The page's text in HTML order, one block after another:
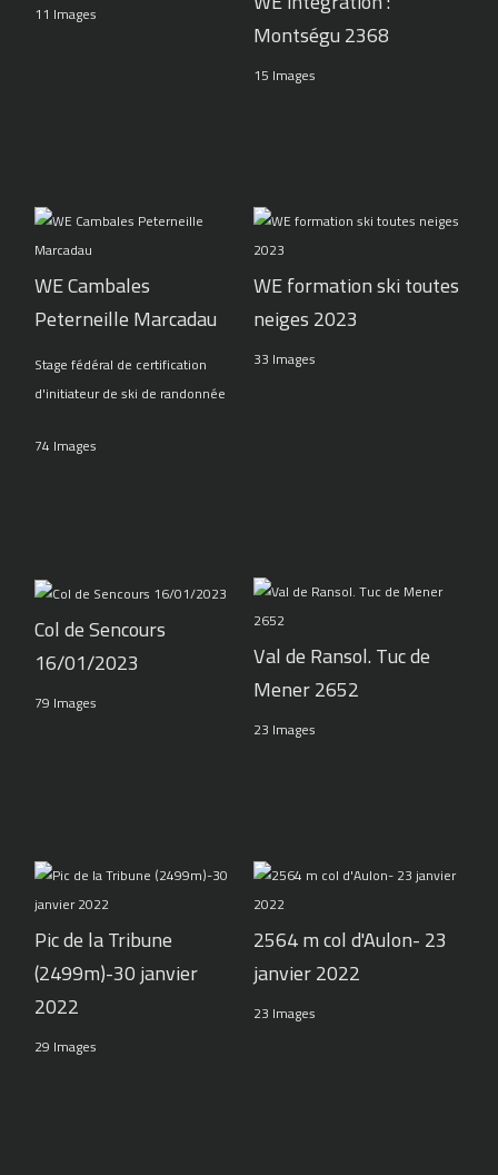
11 Images
Montségu 2368
15 Images
WE Cambales
Peterneille Marcadau
Stage fédéral de certification
d'initiateur de ski de randonnée
74 Images
WE formation ski toutes
neiges 2023
33 Images
Col de Sencours
16/01/2023
79 Images
Val de Ransol. Tuc de
Mener 2652
23 Images
Pic de la Tribune
(2499m)-30 janvier
2022
29 Images
2564 m col d'Aulon- 23
janvier 2022
23 Images